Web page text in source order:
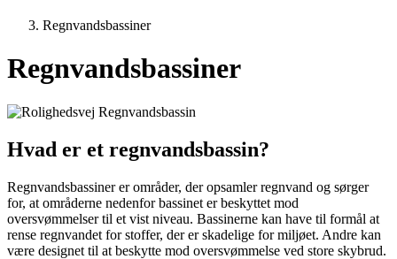
Regnvandsbassiner
Regnvandsbassiner
Hvad er et regnvandsbassin?
Regnvandsbassiner er områder, der opsamler regnvand og sørger
for, at områderne nedenfor bassinet er beskyttet mod
oversvømmelser til et vist niveau. Bassinerne kan have til formål at
rense regnvandet for stoffer, der er skadelige for miljøet. Andre kan
være designet til at beskytte mod oversvømmelse ved store skybrud.